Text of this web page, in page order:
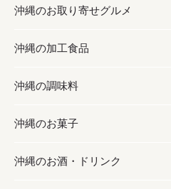
沖縄のお取り寄せグルメ
お取り寄せグルメ
フルーツ・野菜
お肉
海産物
沖縄の加工食品
加工食品
缶詰／パウチ
沖縄料理
沖縄の調味料
調味料
砂糖／黒砂糖
沖縄のお菓子
お菓子
沖縄のお酒・ドリンク